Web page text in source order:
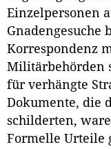
Einzelpersonen
Gnadengesuche
Korrespondenz
Militärbehörden
für verhängte
Dokumente, die
schilderten,
Formelle Urteile